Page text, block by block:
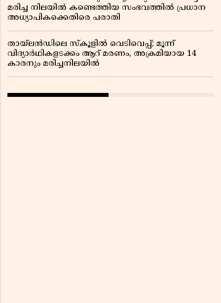
മരിച്ച നിലയിൽ കണ്ടെത്തിയ സംഭവത്തിൽ പ്രധാന
അധ്യാപികക്കെതിരെ പരാതി
തായ്‌ലൻഡിലെ സ്‌കൂളിൽ വെടിവെപ്പ്; മൂന്ന്
വിദ്യാർഥികളടക്കം ആറ് മരണം, അക്രമിയായ 14
കാരനും മരിച്ചനിലയിൽ